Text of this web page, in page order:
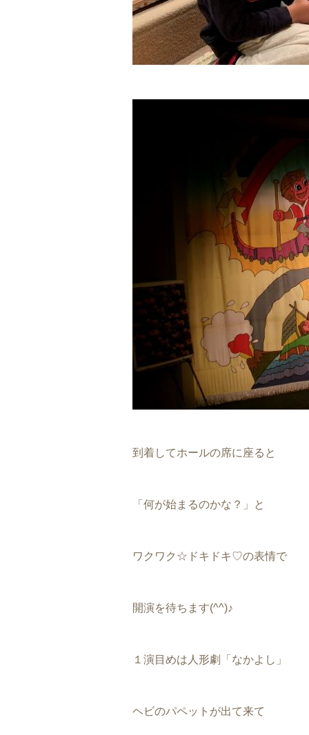
到着してホールの席に座ると
「何が始まるのかな？」と
ワクワク☆ドキドキ♡の表情で
開演を待ちます(^^)♪
１演目めは人形劇「なかよし」
ヘビのパペットが出て来て